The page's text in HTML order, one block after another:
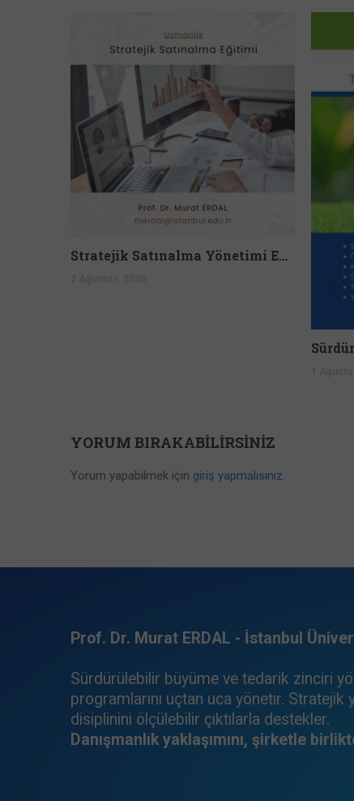
Stratejik Satınalma Yönetimi Eğitimi 2 Günlük Uzmanlık Programı
YORUM BIRAKABILIRSINIZ
Yorum yapabilmek için giriş yapmalısınız.
Prof. Dr. Murat ERDAL - İstanbul
Sürdürülebilir büyüme ve tedarik zinciri
programlarını uçtan uca yönetir.
disiplinini ölçülebilir çıktılarla destekler.
Danışmanlık yaklaşımını, şirketle